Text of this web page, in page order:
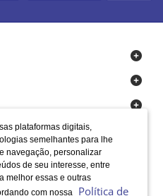
plataformas digitais,
semelhantes para lhe
navegação, personalizar
de seu interesse, entre
melhor essas e outras
com nossa
Política de